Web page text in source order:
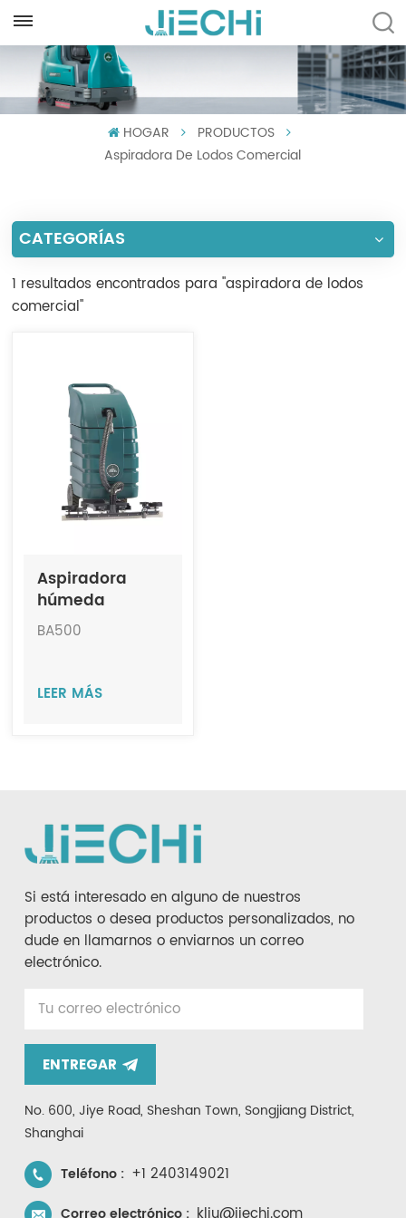
English
Español
Português
العربية
Tiếng Việt
Indonesia
HOGAR
PRODUCTOS
Aspiradora De Lodos Comercial
CATEGORÍAS
1 resultados encontrados para "aspiradora de lodos
comercial"
Aspiradora
húmeda
comercial para
JIECHI BA500
BA500
LEER MÁS
Si está interesado en alguno de nuestros
productos o desea productos personalizados, no
dude en llamarnos o enviarnos un correo
electrónico.
ENTREGAR
No. 600, Jiye Road, Sheshan Town, Songjiang District,
Shanghai
Teléfono : +1 2403149021
Correo electrónico :